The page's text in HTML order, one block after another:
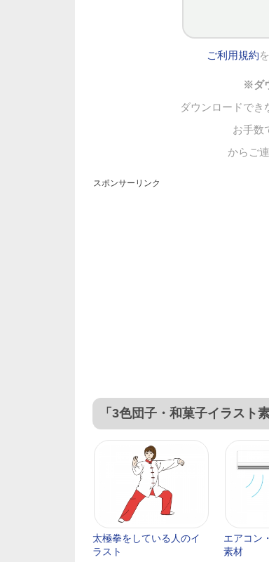
ご利用規約
※ダ
ダウンロードでき
お手数
からご
スポンサーリンク
「3色団子・和菓子イラスト
太極拳をしている人のイ
ラスト
エアコン
素材